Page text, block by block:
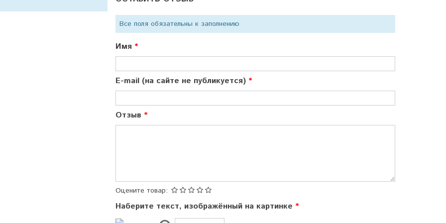
Все поля обязательны к заполнению
Имя
E-mail (на сайте не публикуется)
Отзыв
Оцените товар:
Наберите текст, изображённый на картинке